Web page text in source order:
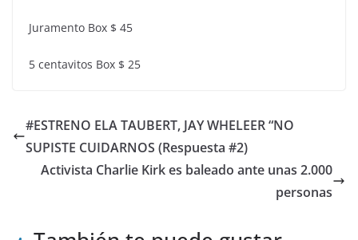
Juramento Box $ 45
5 centavitos Box $ 25
#ESTRENO ELA TAUBERT, JAY WHELEER “NO
SUPISTE CUIDARNOS (Respuesta #2)
Activista Charlie Kirk es baleado ante unas 2.000
personas